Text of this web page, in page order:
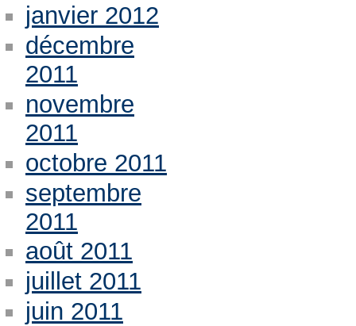
janvier 2012
décembre
2011
novembre
2011
octobre 2011
septembre
2011
août 2011
juillet 2011
juin 2011